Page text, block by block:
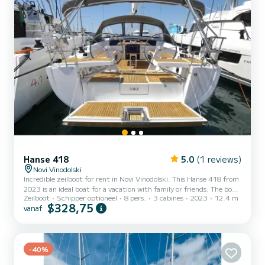
Hanse 418 5.0 (1 reviews)
Novi Vinodolski
Incredible zeilboot for rent in Novi Vinodolski. This Hanse 418 from
2023 is an ideal boat for a vacation with family or friends. The boat
has 3 cabins with all comfort and a capacity of 8 people. With an
overall length of 12 meters, it will be your best ally to spend an
Het heeft de volgende uitrusting: Automatische pil...
Zeilboot Schipper optioneel 8 pers. 3 cabines 2023 12.4 m
vanaf $328,75
-40%